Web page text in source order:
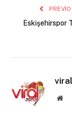
Eskişehirspor